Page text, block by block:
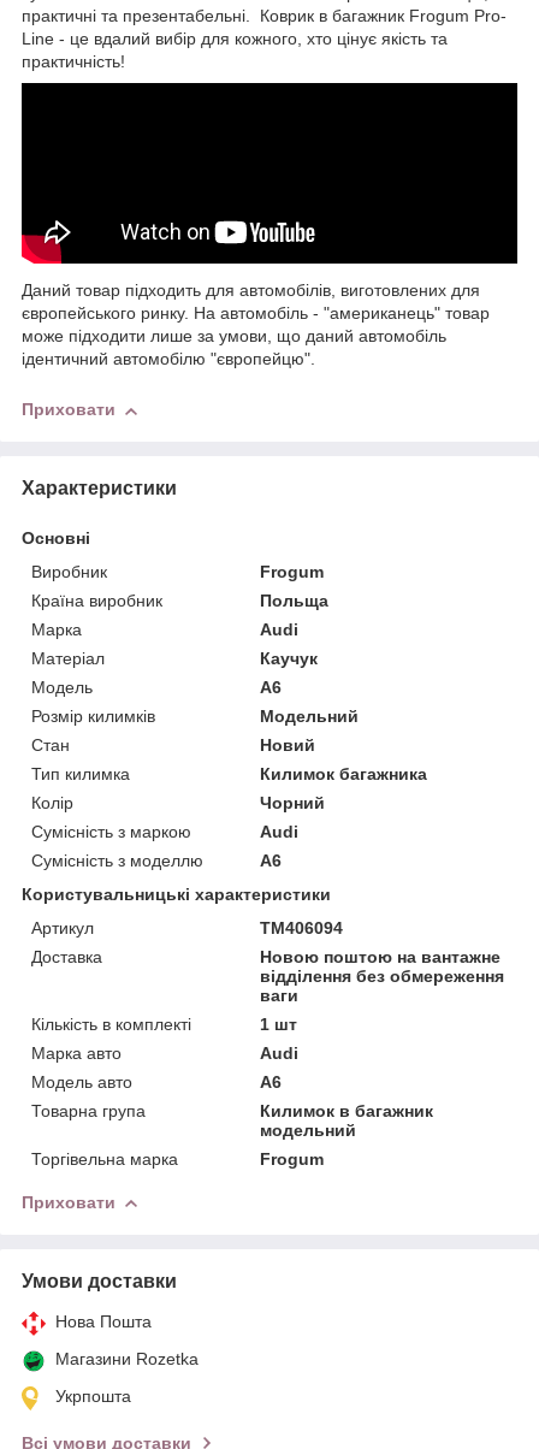
практичні та презентабельні. Коврик в багажник Frogum Pro-
Line - це вдалий вибір для кожного, хто цінує якість та
практичність!
Даний товар підходить для автомобілів, виготовлених для
європейського ринку. На автомобіль - "американець" товар
може підходити лише за умови, що даний автомобіль
ідентичний автомобілю "європейцю".
Приховати
Характеристики
Основні
Виробник
Frogum
Країна виробник
Польща
Марка
Audi
Матеріал
Каучук
Модель
A6
Розмір килимків
Модельний
Стан
Новий
Тип килимка
Килимок багажника
Колір
Чорний
Сумісність з маркою
Audi
Сумісність з моделлю
A6
Користувальницькі характеристики
Артикул
TM406094
Доставка
Новою поштою на вантажне
відділення без обмереження
ваги
Кількість в комплекті
1 шт
Марка авто
Audi
Модель авто
A6
Товарна група
Килимок в багажник
модельний
Торгівельна марка
Frogum
Приховати
Умови доставки
Нова Пошта
Магазини Rozetka
Укрпошта
Всі умови доставки